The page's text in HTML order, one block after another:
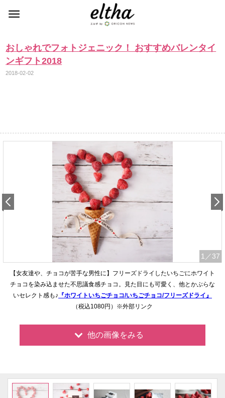
おしゃれでフォトジェニック！ おすすめバレンタイ
ンギフト2018
2018-02-02
1 ／37
【女友達や、チョコが苦手な男性に】フリーズドライしたいちごにホワイト
チョコを染み込ませた不思議食感チョコ。見た目にも可愛く、他とかぶらな
いセレクト感も♪ 『ホワイトいちごチョコ/いちごチョコ/フリーズドライ』
（税込1080円）※外部リンク
他の画像をみる